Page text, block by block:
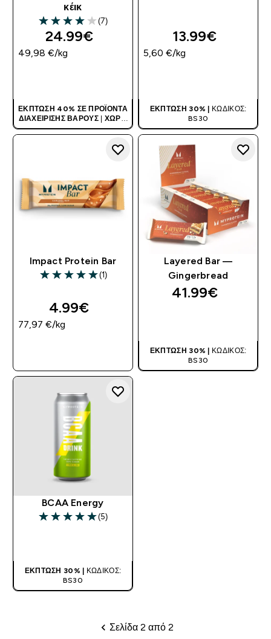
κέικ
4 out of 5 stars
(7)
24.99€‎
49,98 €‎/kg
ΈΚΠΤΩΣΗ 40% ΣΕ ΠΡΟΪΌΝΤΑ
ΔΙΑΧΕΊΡΙΣΗΣ ΒΆΡΟΥΣ| ΧΩΡΊΣ
ΚΩΔΙΚΌ
13.99€‎
5,60 €‎/kg
ΈΚΠΤΩΣΗ 30% |
ΚΩΔΙΚΌΣ:
BS30
Impact Protein Bar
5 out of 5 stars
(1)
4.99€‎
77,97 €‎/kg
Layered Bar —
Gingerbread
41.99€‎
ΈΚΠΤΩΣΗ 30% |
ΚΩΔΙΚΌΣ:
BS30
BCAA Energy
5 out of 5 stars
(5)
ΈΚΠΤΩΣΗ 30% |
ΚΩΔΙΚΌΣ:
BS30
Σελιδοποίηση
Σελίδα 2 από 2